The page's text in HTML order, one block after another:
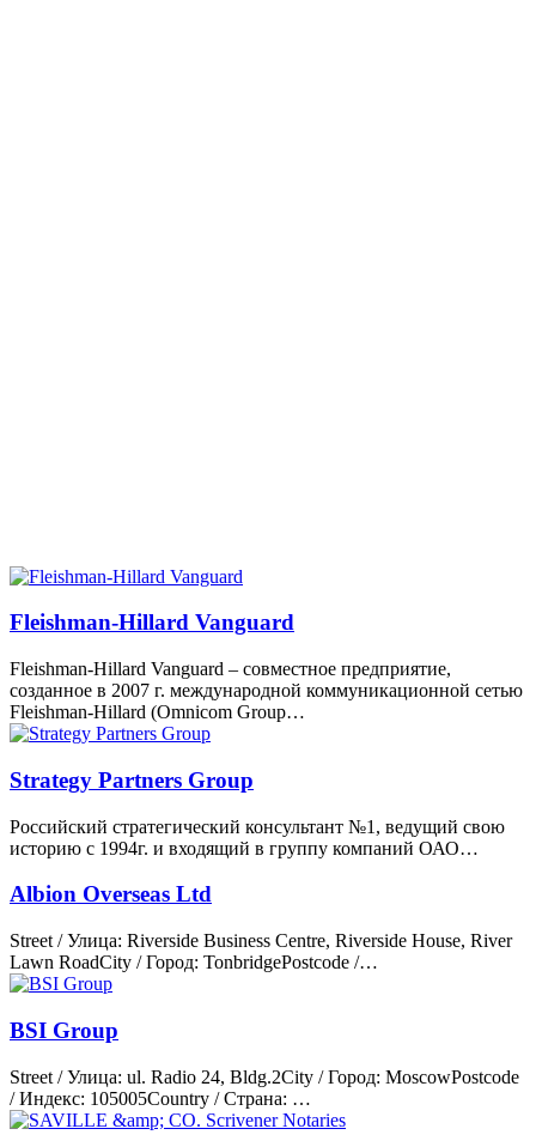
Fleishman-Hillard Vanguard
Fleishman-Hillard Vanguard – совместное предприятие,
созданное в 2007 г. международной коммуникационной сетью
Fleishman-Hillard (Omnicom Group…
Strategy Partners Group
Российский стратегический консультант №1, ведущий свою
историю с 1994г. и входящий в группу компаний ОАО…
Albion Overseas Ltd
Street / Улица: Riverside Business Centre, Riverside House, River
Lawn RoadCity / Город: TonbridgePostcode /…
BSI Group
Street / Улица: ul. Radio 24, Bldg.2City / Город: MoscowPostcode
/ Индекс: 105005Country / Страна: …